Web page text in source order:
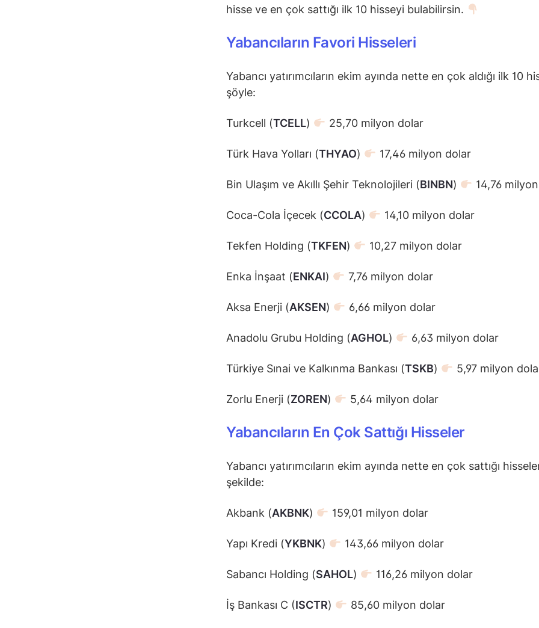
hisse ve en çok sattığı ilk 10 hisseyi bulabilirsin.
Yabancıların Favori Hisseleri
Yabancı yatırımcıların ekim ayında nette en çok aldığı ilk 10
şöyle:
Turkcell (TCELL) 25,70 milyon dolar
Türk Hava Yolları (THYAO) 17,46 milyon dolar
Bin Ulaşım ve Akıllı Şehir Teknolojileri (BINBN) 14,76
Coca-Cola İçecek (CCOLA) 14,10 milyon dolar
Tekfen Holding (TKFEN) 10,27 milyon dolar
Enka İnşaat (ENKAI) 7,76 milyon dolar
Aksa Enerji (AKSEN) 6,66 milyon dolar
Anadolu Grubu Holding (AGHOL) 6,63 milyon dolar
Türkiye Sınai ve Kalkınma Bankası (TSKB) 5,97 milyon
Zorlu Enerji (ZOREN) 5,64 milyon dolar
Yabancıların En Çok Sattığı Hisseler
Yabancı yatırımcıların ekim ayında nette en çok sattığı
şekilde:
Akbank (AKBNK) 159,01 milyon dolar
Yapı Kredi (YKBNK) 143,66 milyon dolar
Sabancı Holding (SAHOL) 116,26 milyon dolar
İş Bankası C (ISCTR) 85,60 milyon dolar